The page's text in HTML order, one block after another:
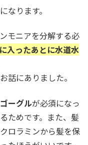
なります。
モニアを分解する必
入ったあとに水道水
話にありました。
ゴーグルが必須になっ
ためです。また、髪
ロラミンから髪を保